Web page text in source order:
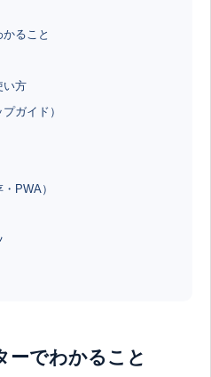
ること
い方
ガイド）
PWA）
ーでわかること